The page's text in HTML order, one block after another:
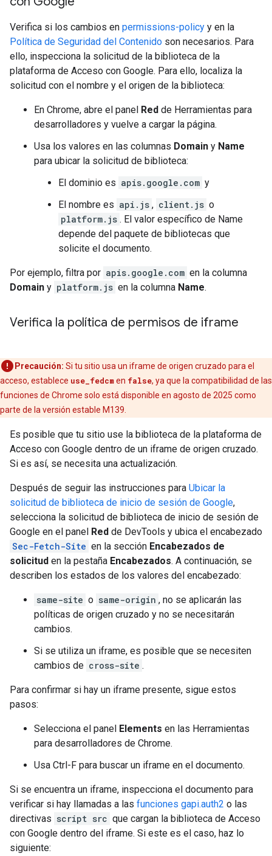
Verifica si los cambios en permissions-policy y en la
Política de Seguridad del Contenido son necesarios. Para
ello, inspecciona la solicitud de la biblioteca de la
plataforma de Acceso con Google. Para ello, localiza la
solicitud con el nombre y el origen de la biblioteca:
En Chrome, abre el panel Red de Herramientas para
desarrolladores y vuelve a cargar la página.
Usa los valores en las columnas Domain y Name
para ubicar la solicitud de biblioteca:
El dominio es apis.google.com y
El nombre es api.js , client.js o
platform.js . El valor específico de Name
depende del paquete de bibliotecas que
solicite el documento.
Por ejemplo, filtra por apis.google.com en la columna
Domain y platform.js en la columna Name.
Verifica la política de permisos de iframe
Precaución: Si tu sitio usa un iframe de origen cruzado para el
acceso, establece use_fedcmen false, ya que la compatibilidad de las
funciones de Chrome solo está disponible en agosto de 2025 como
parte de la versión estable M139.
Es posible que tu sitio use la biblioteca de la plataforma de
Acceso con Google dentro de un iframe de origen cruzado.
Si es así, se necesita una actualización.
Después de seguir las instrucciones para Ubicar la
solicitud de biblioteca de inicio de sesión de Google,
selecciona la solicitud de biblioteca de inicio de sesión de
Google en el panel Red de DevTools y ubica el encabezado
Sec-Fetch-Site en la sección Encabezados de
solicitud en la pestaña Encabezados. A continuación, se
describen los estados de los valores del encabezado:
same-site o same-origin , no se aplicarán las
políticas de origen cruzado y no se necesitarán
cambios.
Si se utiliza un iframe, es posible que se necesiten
cambios de cross-site .
Para confirmar si hay un iframe presente, sigue estos
pasos:
Selecciona el panel Elements en las Herramientas
para desarrolladores de Chrome.
Usa Ctrl-F para buscar un iframe en el documento.
Si se encuentra un iframe, inspecciona el documento para
verificar si hay llamadas a las funciones gapi.auth2 o las
directivas script src que cargan la biblioteca de Acceso
con Google dentro del iframe. Si este es el caso, haz lo
siguiente: